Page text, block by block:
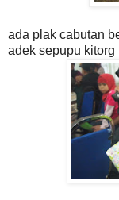
ada plak cabutan
adek sepupu kitorg